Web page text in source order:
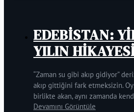
EDEBİSTAN:
YILIN
“Zaman su gibi akıp gidiyor”
akıp gittiğini fark etmeksizin.
birlikte akan, aynı zamanda
Devamını Görüntüle